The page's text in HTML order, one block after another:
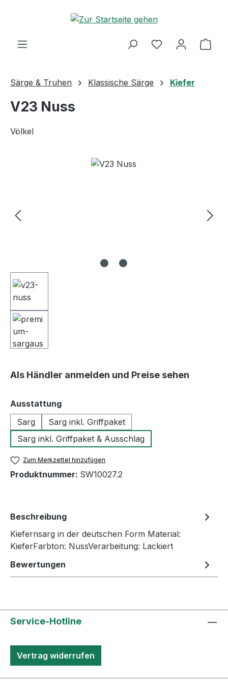
Zum Hauptinhalt springen
Särge & Truhen Klassische Särge Kiefer
V23 Nuss
Völkel
Bildergalerie überspringen
Als Händler anmelden und Preise sehen
Ausstattungauswählen
Sarg
Sarg inkl. Griffpaket
Sarg inkl. Griffpaket & Ausschlag
Zum Merkzettel hinzufügen
Produktnummer: SW10027.2
Beschreibung
Kiefernsarg in der deutschen Form Material:
KieferFarbton: NussVerarbeitung: Lackiert
Bewertungen
Service-Hotline
Vertrag widerrufen